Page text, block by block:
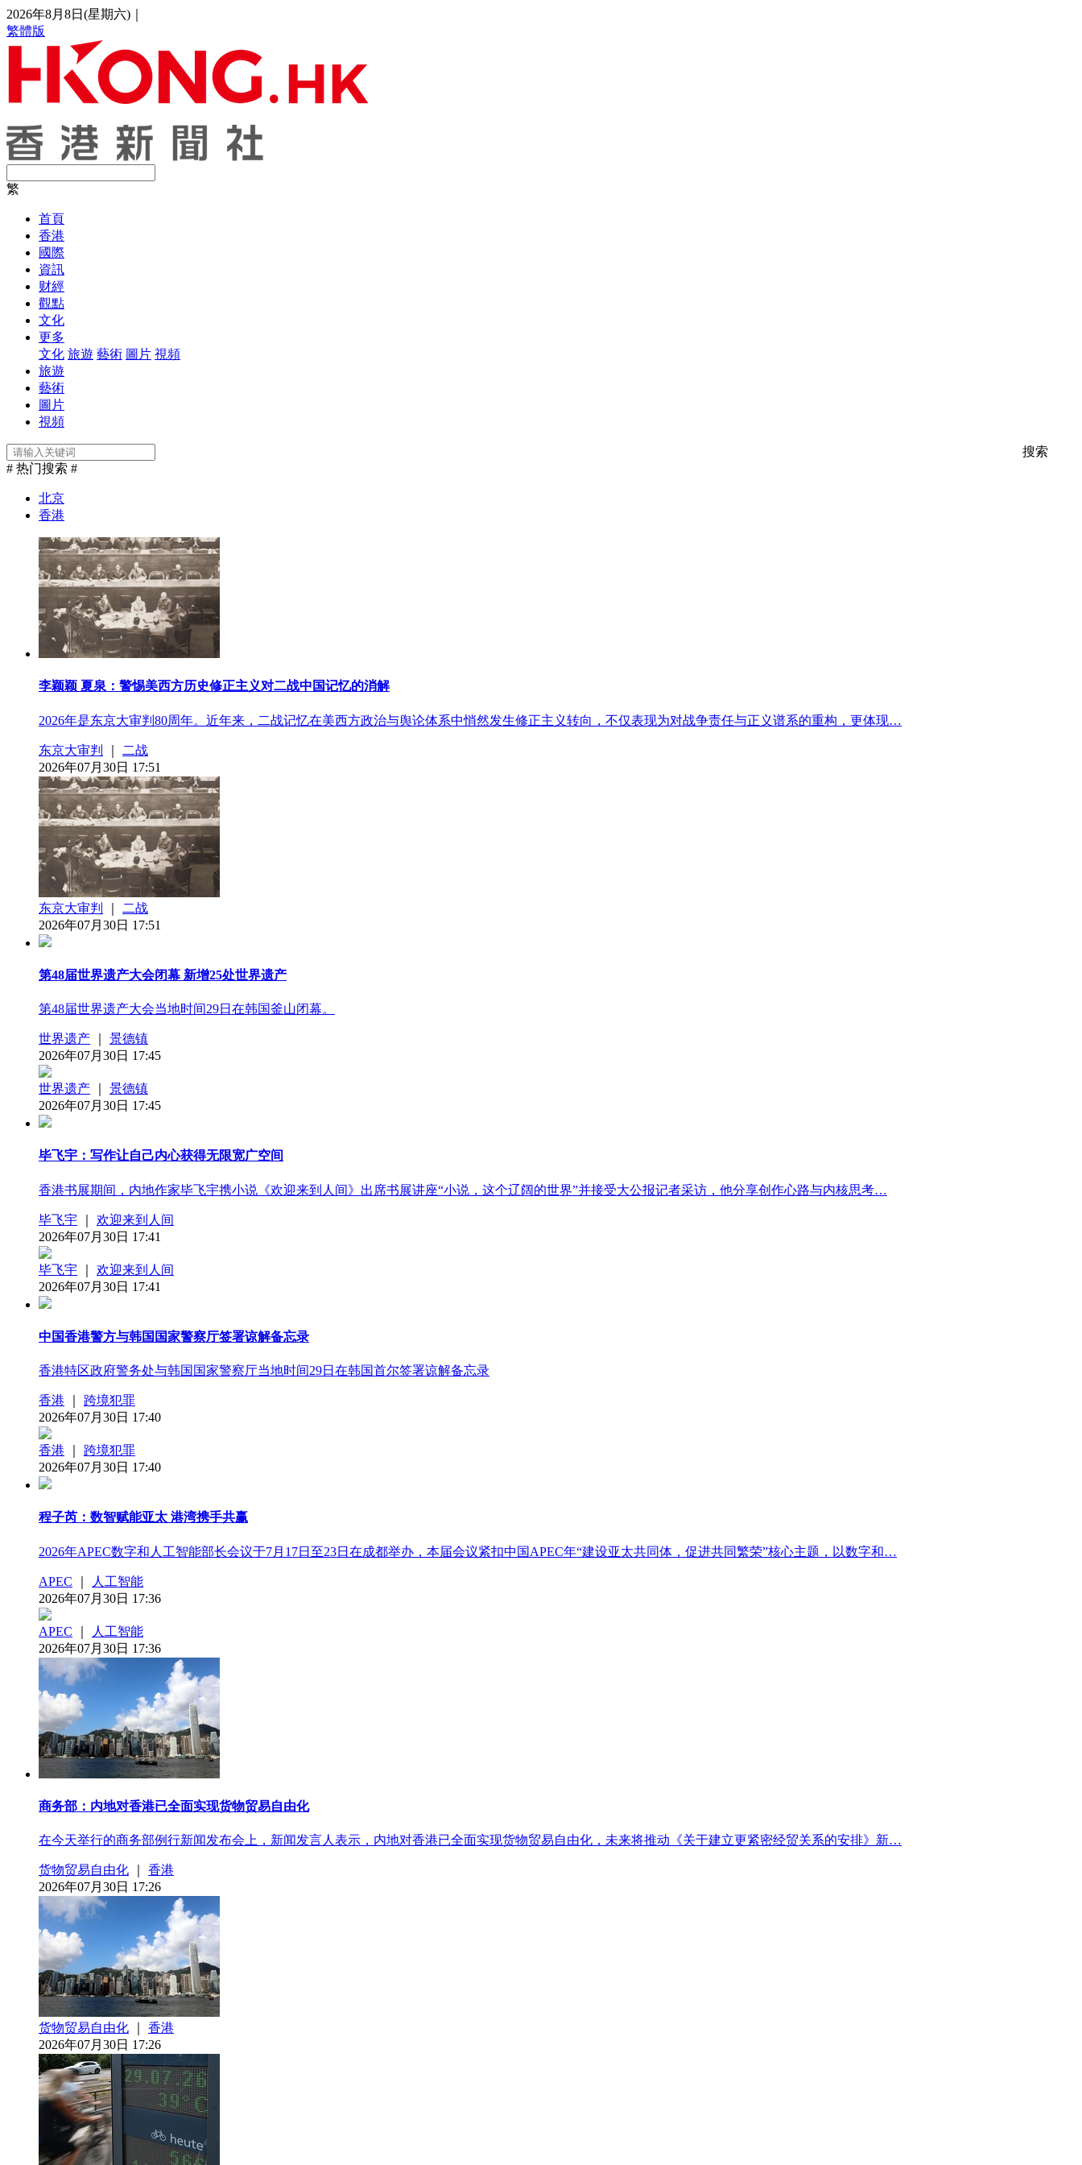
2026年8月8日(星期六)
繁體版
繁
首頁
香港
國際
資訊
财經
觀點
文化
更多
文化 旅遊 藝術 圖片 視頻
旅遊
藝術
圖片
視頻
搜索
# 热门搜索 #
北京
香港
李颖颖 夏泉：警惕美西方历史修正主义对二战中国记忆的消解
2026年是东京大审判80周年。近年来，二战记忆在美西方政治与舆论体系中悄然发生修正主义转向，不仅表现为对战争责任与正义谱系的重构，更体现…
东京大审判
二战
2026年07月30日 17:51
东京大审判
二战
2026年07月30日 17:51
第48届世界遗产大会闭幕 新增25处世界遗产
第48届世界遗产大会当地时间29日在韩国釜山闭幕。
世界遗产
景德镇
2026年07月30日 17:45
世界遗产
景德镇
2026年07月30日 17:45
毕飞宇：写作让自己内心获得无限宽广空间
香港书展期间，内地作家毕飞宇携小说《欢迎来到人间》出席书展讲座“小说，这个辽阔的世界”并接受大公报记者采访，他分享创作心路与内核思考…
毕飞宇
欢迎来到人间
2026年07月30日 17:41
毕飞宇
欢迎来到人间
2026年07月30日 17:41
中国香港警方与韩国国家警察厅签署谅解备忘录
香港特区政府警务处与韩国国家警察厅当地时间29日在韩国首尔签署谅解备忘录
香港
跨境犯罪
2026年07月30日 17:40
香港
跨境犯罪
2026年07月30日 17:40
程子芮：数智赋能亚太 港湾携手共赢
2026年APEC数字和人工智能部长会议于7月17日至23日在成都举办，本届会议紧扣中国APEC年“建设亚太共同体，促进共同繁荣”核心主题，以数字和…
APEC
人工智能
2026年07月30日 17:36
APEC
人工智能
2026年07月30日 17:36
商务部：内地对香港已全面实现货物贸易自由化
在今天举行的商务部例行新闻发布会上，新闻发言人表示，内地对香港已全面实现货物贸易自由化，未来将推动《关于建立更紧密经贸关系的安排》新…
货物贸易自由化
香港
2026年07月30日 17:26
货物贸易自由化
香港
2026年07月30日 17:26